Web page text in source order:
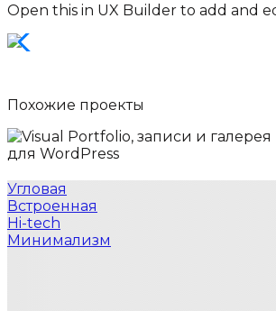
Open this in UX Builder to add and
Похожие проекты
Угловая
Встроенная
Hi-tech
Минимализм